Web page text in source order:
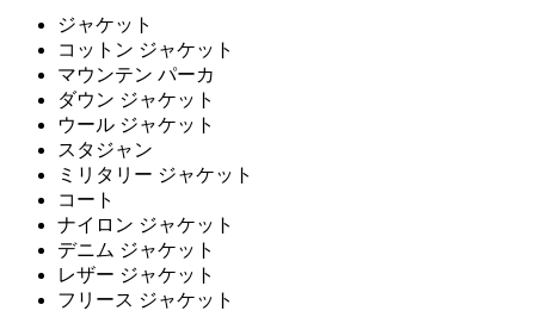
ジャケット
コットン ジャケット
マウンテン パーカ
ダウン ジャケット
ウール ジャケット
スタジャン
ミリタリー ジャケット
コート
ナイロン ジャケット
デニム ジャケット
レザー ジャケット
フリース ジャケット